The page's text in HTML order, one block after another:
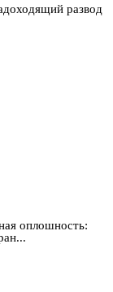
развод
оплошность: